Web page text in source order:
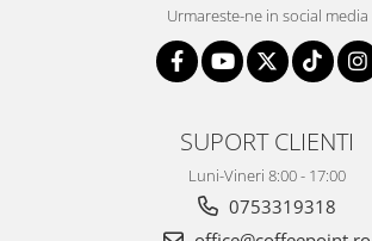
Urmareste-ne in social media
SUPORT CLIENTI
Luni-Vineri 8:00 - 17:00
0753319318